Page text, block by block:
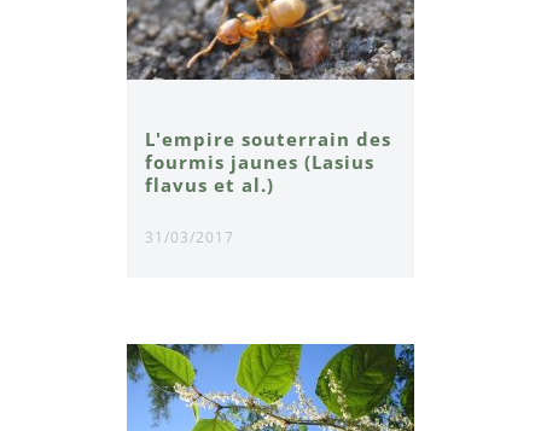
L'empire souterrain des
fourmis jaunes (Lasius
flavus et al.)
31/03/2017